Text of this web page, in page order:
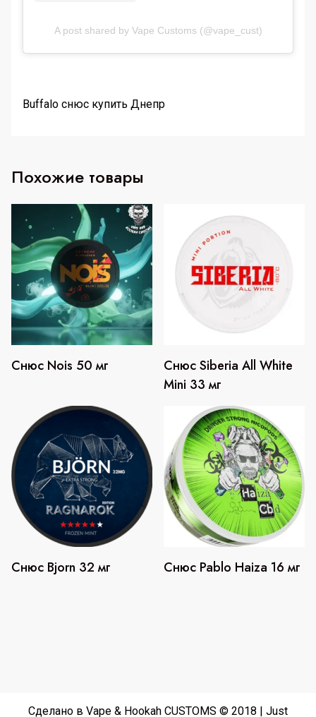
A post shared by Vape Customs (@vape_cust)
Buffalo снюс купить Днепр
Похожие товары
Снюс Nois 50 мг
Снюс Siberia All White
Mini 33 мг
Снюс Bjorn 32 мг Снюс Pablo Haiza 16 мг
Сделано в Vape & Hookah CUSTOMS © 2018 | Just